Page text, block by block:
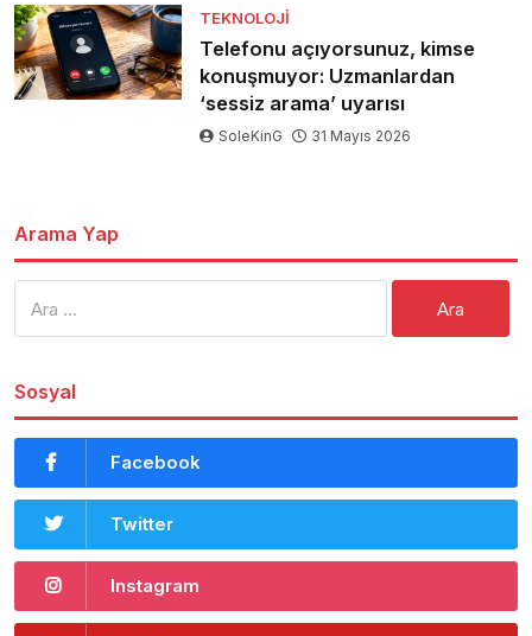
TEKNOLOJI
Telefonu açıyorsunuz, kimse
konuşmuyor: Uzmanlardan
‘sessiz arama’ uyarısı
SoleKinG 31 Mayıs 2026
Arama Yap
Sosyal
Facebook
Twitter
Instagram